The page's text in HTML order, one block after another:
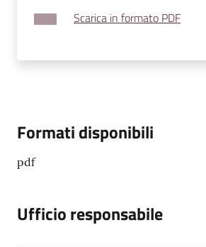
Scarica in formato PDF
Formati disponibili
pdf
Ufficio responsabile